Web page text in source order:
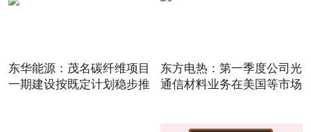
东华能源：茂名碳纤维项目
一期建设按既定计划稳步推
东方电热：第一季度公司光
通信材料业务在美国等市场